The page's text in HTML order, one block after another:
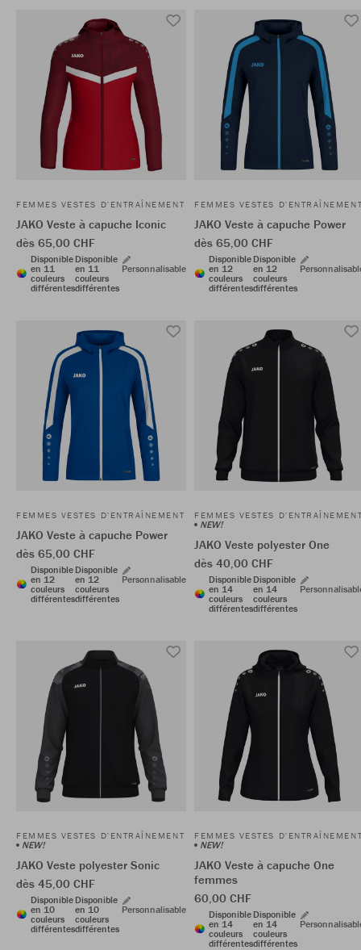
FEMMES VESTES D'ENTRAÎNEMENT
JAKO Veste à capuche Iconic
dès 65,00 CHF
Disponible
en 11
couleurs
différentes
Disponible
en 11
couleurs
différentes
Personnalisable
FEMMES VESTES
JAKO Veste à capuche Power
dès 65,00 CHF
Disponible
en 12
couleurs
différentes
Disponible
en 12
couleurs
différentes
FEMMES VESTES D'ENTRAÎNEMENT
JAKO Veste à capuche Power
dès 65,00 CHF
Disponible
en 12
couleurs
différentes
Disponible
en 12
couleurs
différentes
Personnalisable
FEMMES VESTES
NEW!
JAKO Veste polyester One
dès 40,00 CHF
Disponible
en 14
couleurs
différentes
Disponible
en 14
couleurs
différentes
FEMMES VESTES D'ENTRAÎNEMENT
NEW!
JAKO Veste polyester Sonic
dès 45,00 CHF
Disponible
en 10
couleurs
différentes
Disponible
en 10
couleurs
différentes
Personnalisable
FEMMES VESTES
NEW!
JAKO Veste à capuche One
femmes
60,00 CHF
Disponible
en 14
couleurs
différentes
Disponible
en 14
couleurs
différentes